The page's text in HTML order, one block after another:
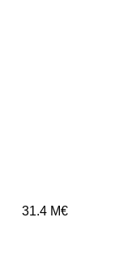
31.4 M€